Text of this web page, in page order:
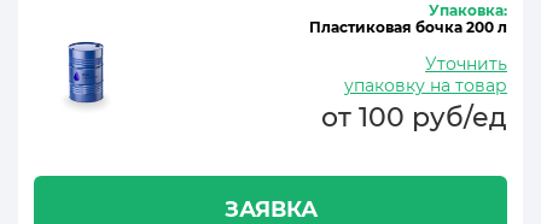
Упаковка:
Пластиковая бочка 200 л
Уточнить
упаковку на товар
от 100 руб/ед
ЗАЯВКА